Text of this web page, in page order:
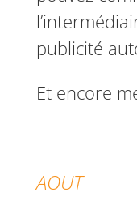
publicité
Et encore
AOUT